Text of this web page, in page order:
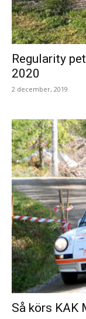
Regularity
2020
2 december, 2019
Så körs